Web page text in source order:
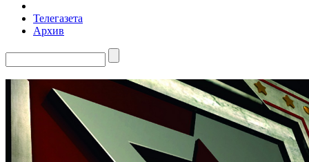
Телегазета
Архив